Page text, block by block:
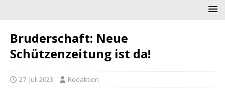
Bruderschaft: Neue
Schützenzeitung ist da!
27. Juli 2023 Redaktion